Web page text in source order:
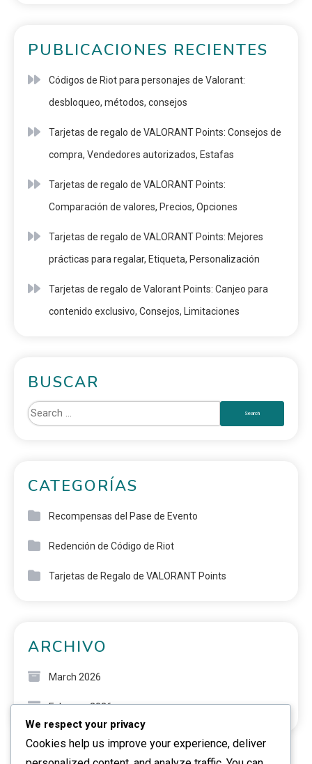
PUBLICACIONES RECIENTES
Códigos de Riot para personajes de Valorant:
desbloqueo, métodos, consejos
Tarjetas de regalo de VALORANT Points: Consejos de
compra, Vendedores autorizados, Estafas
Tarjetas de regalo de VALORANT Points:
Comparación de valores, Precios, Opciones
Tarjetas de regalo de VALORANT Points: Mejores
prácticas para regalar, Etiqueta, Personalización
Tarjetas de regalo de Valorant Points: Canjeo para
contenido exclusivo, Consejos, Limitaciones
BUSCAR
CATEGORÍAS
Recompensas del Pase de Evento
Redención de Código de Riot
Tarjetas de Regalo de VALORANT Points
ARCHIVO
March 2026
February 2026
We respect your privacy
Cookies help us improve your experience, deliver